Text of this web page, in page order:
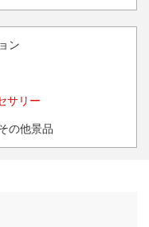
ン
サリー
の他景品